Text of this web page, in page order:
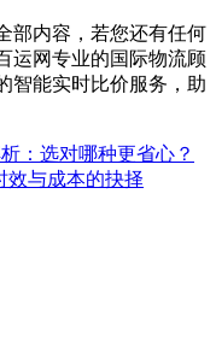
内容，若您还有任何
运网专业的国际物流顾
智能实时比价服务，助
：选对哪种更省心？
效与成本的抉择